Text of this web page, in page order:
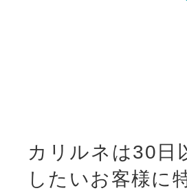
カリルネは30日
したいお客様に